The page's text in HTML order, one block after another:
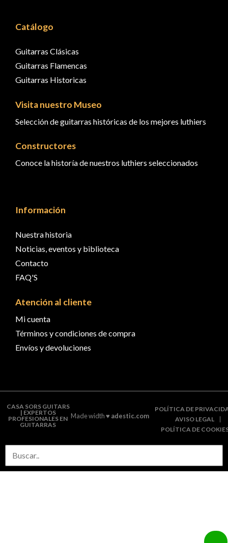
Catálogo
Guitarras Clásicas
Guitarras Flamencas
Guitarras Historicas
Visita nuestro Museo
Selección de guitarras históricas de los mejores luthiers
Constructores
Conoce la historía de nuestros luthiers seleccionados
Información
Nuestra historia
Noticias, eventos y biblioteca
Contacto
FAQ'S
Atención al cliente
Mi cuenta
Términos y condiciones de compra
Envíos y devoluciones
CASA SORS GUITARS
| EXPERTOS
PROFESIONALES EN
GUITARRAS
Made width ♥ adestic.com
POLÍTICA DE
AVISO LEGAL
POLÍTICA DE